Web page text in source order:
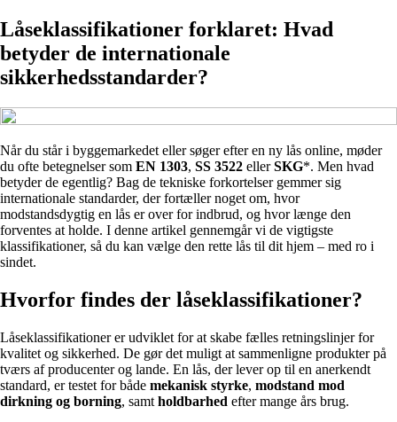
Låseklassifikationer forklaret: Hvad
betyder de internationale
sikkerhedsstandarder?
Når du står i byggemarkedet eller søger efter en ny lås online, møder
du ofte betegnelser som EN 1303, SS 3522 ellerSKG*. Men hvad
betyder de egentlig? Bag de tekniske forkortelser gemmer sig
internationale standarder, der fortæller noget om, hvor
modstandsdygtig en lås er over for indbrud, og hvor længe den
forventes at holde. I denne artikel gennemgår vi de vigtigste
klassifikationer, så du kan vælge den rette lås til dit hjem – med ro i
sindet.
Hvorfor findes der låseklassifikationer?
Låseklassifikationer er udviklet for at skabe fælles retningslinjer for
kvalitet og sikkerhed. De gør det muligt at sammenligne produkter på
tværs af producenter og lande. En lås, der lever op til en anerkendt
standard, er testet for både mekanisk styrke, modstand mod
dirkning og borning, samt holdbarhed efter mange års brug.